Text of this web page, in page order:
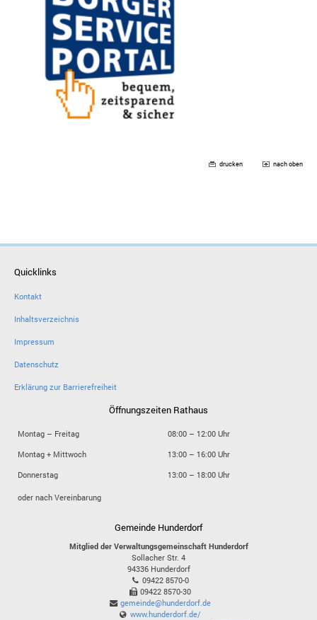
drucken nach oben
Quicklinks
Kontakt
Inhaltsverzeichnis
Impressum
Datenschutz
Erklärung zur Barrierefreiheit
Öffnungszeiten Rathaus
Montag – Freitag
08:00 – 12:00 Uhr
Montag + Mittwoch
13:00 – 16:00 Uhr
Donnerstag
13:00 – 18:00 Uhr
oder nach Vereinbarung
Gemeinde Hunderdorf
Mitglied der Verwaltungsgemeinschaft Hunderdorf
Sollacher Str. 4
94336 Hunderdorf
09422 8570-0
09422 8570-30
gemeinde@hunderdorf.de
www.hunderdorf.de/